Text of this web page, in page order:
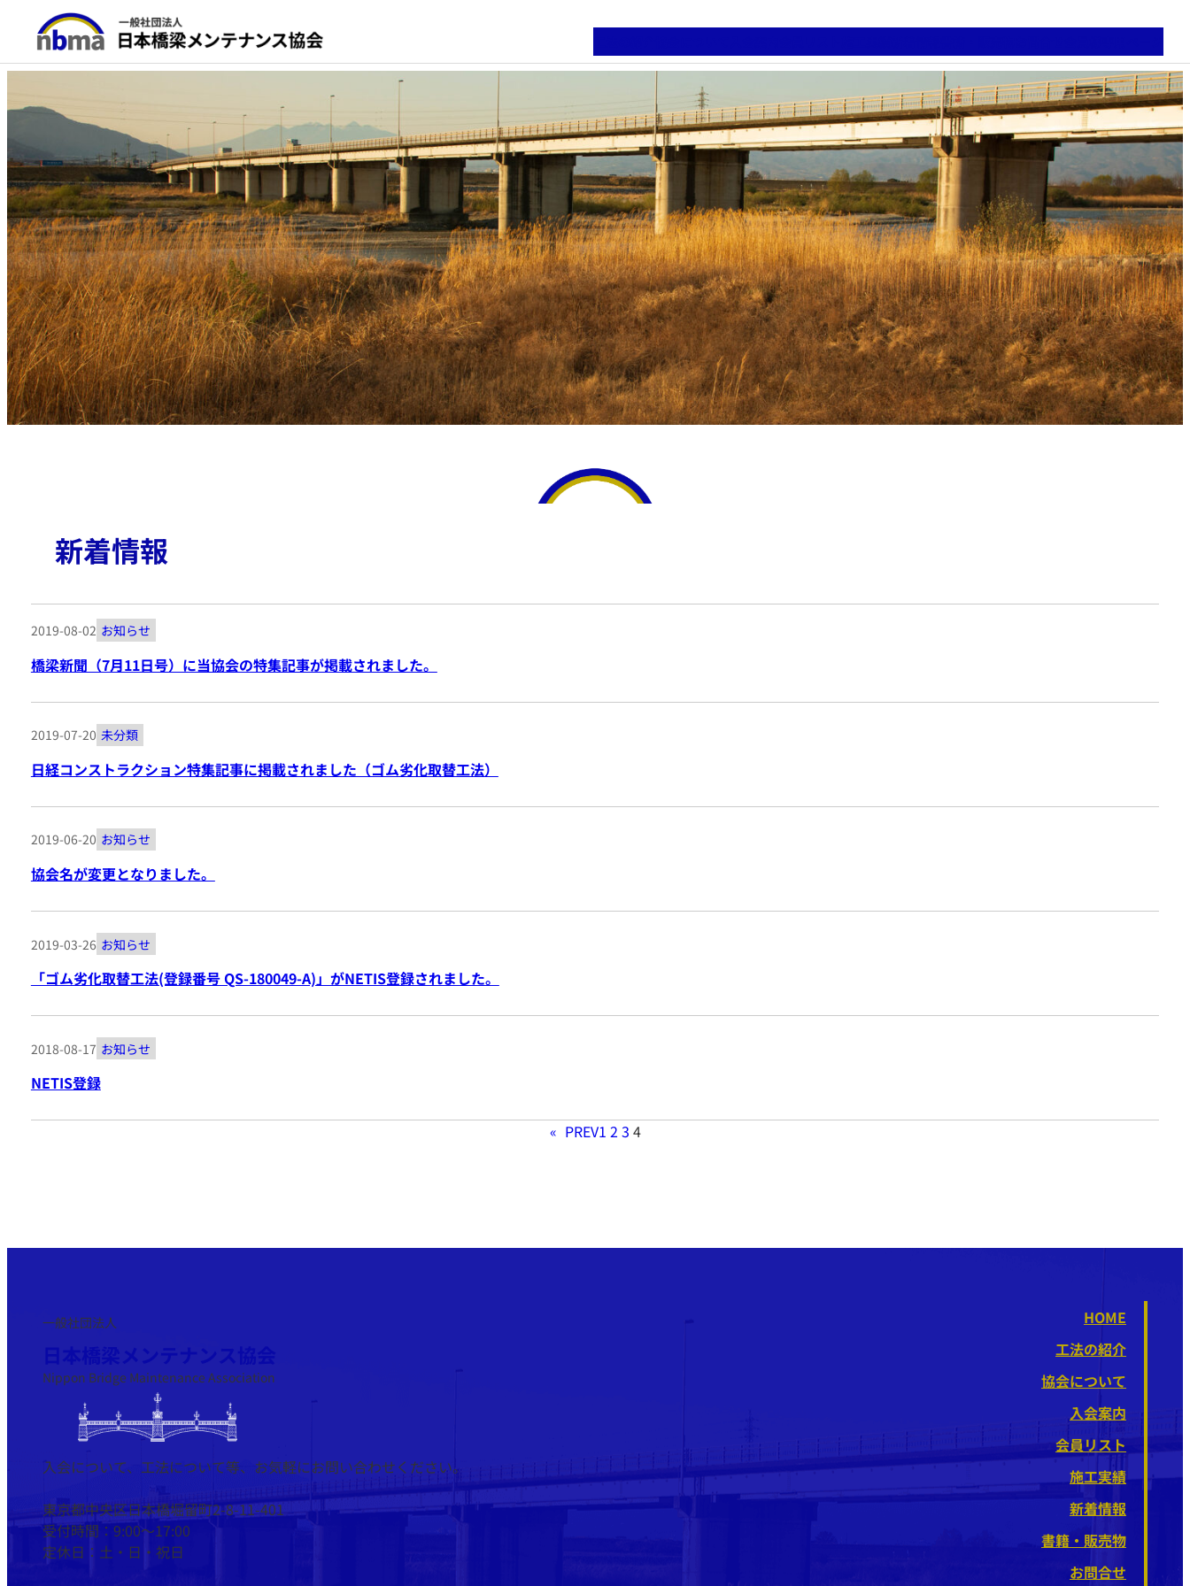
新着情報
2019-08-02 お知らせ
橋梁新聞（7月11日号）に当協会の特集記事が掲載されました。
2019-07-20 未分類
日経コンストラクション特集記事に掲載されました（ゴム劣化取替工法）
2019-06-20 お知らせ
協会名が変更となりました。
2019-03-26 お知らせ
「ゴム劣化取替工法(登録番号 QS-180049-A)」がNETIS登録されました。
2018-08-17 お知らせ
NETIS登録
« PREV1 2 3 4
一般社団法人
Nippon Bridge Maintenance Association
入会について、工法について等、お気軽にお問い合わせください。
東京都中央区日本橋堀留町2-8-11-401
受付時間：9:00～17:00
定休日：土・日・祝日
HOME
工法の紹介
協会について
入会案内
会員リスト
施工実績
新着情報
書籍・販売物
お問合せ